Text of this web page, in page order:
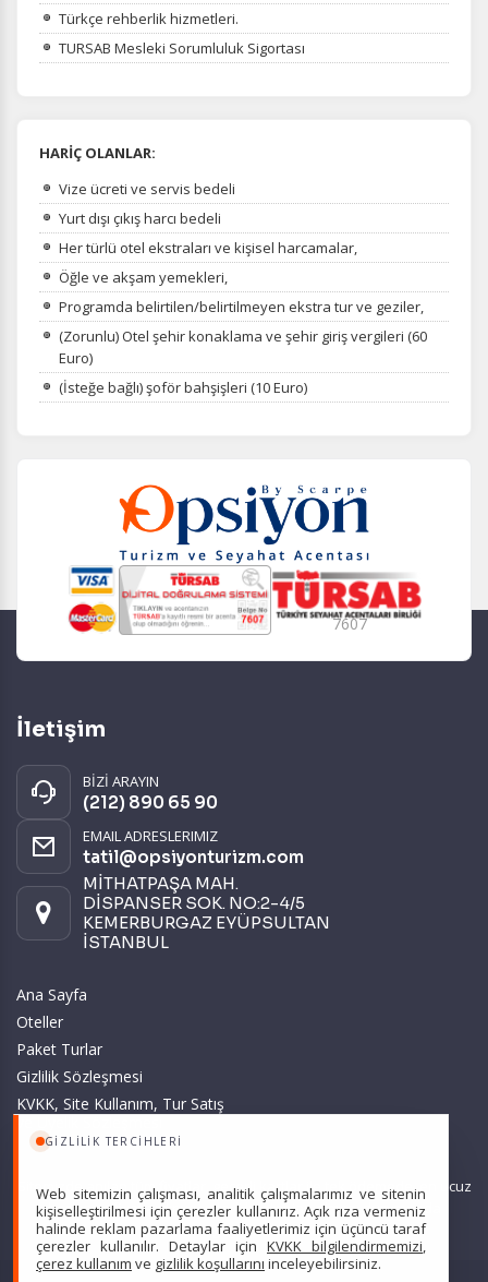
GIZLILIK TERCIHLERI
Web sitemizin çalışması, analitik çalışmalarımız ve sitenin
kişiselleştirilmesi için çerezler kullanırız. Açık rıza vermeniz
halinde reklam pazarlama faaliyetlerimiz için üçüncü taraf
çerezler kullanılır. Detaylar için KVKK bilgilendirmemizi,
çerez kullanım ve gizlilik koşullarını inceleyebilirsiniz.
Türkçe rehberlik hizmetleri.
TURSAB Mesleki Sorumluluk Sigortası
HARİÇ OLANLAR:
Vize ücreti ve servis bedeli
Yurt dışı çıkış harcı bedeli
Her türlü otel ekstraları ve kişisel harcamalar,
Öğle ve akşam yemekleri,
Programda belirtilen/belirtilmeyen ekstra tur ve geziler,
(Zorunlu) Otel şehir konaklama ve şehir giriş vergileri (60
Euro)
(İsteğe bağlı) şoför bahşişleri (10 Euro)
7607
İletişim
BİZİ ARAYIN
(212) 890 65 90
EMAIL ADRESLERIMIZ
tatil@opsiyonturizm.com
MİTHATPAŞA MAH.
DİSPANSER SOK. NO:2-4/5
KEMERBURGAZ EYÜPSULTAN
İSTANBUL
Ana Sayfa
Oteller
Paket Turlar
Gizlilik Sözleşmesi
KVKK, Site Kullanım, Tur Satış
Sitemizde anılan tüm fiyatlar, geçerli kartlar ile tek ödemede, en ucuz
başlangıç fiyatlardır ve yeterli kontenjan olması durumunda
geçerlidir.